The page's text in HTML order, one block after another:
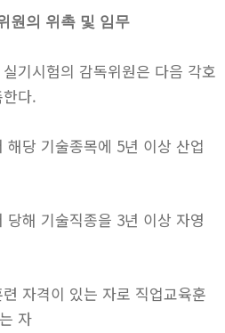
원의 위촉 및 임무
기시험의 감독위원은 다음 각호
다.
당 기술종목에 5년 이상 산업
해 기술직종을 3년 이상 자영
자격이 있는 자로 직업교육훈
자